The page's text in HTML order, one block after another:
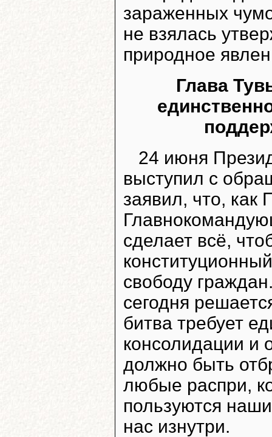
зараженных
не взялась
природное
Глава
24 июня
выступил с
заявил, что, как
сделает всё,
свободу
сегодня
битва требует
консолидации и
должно быть
любые распри,
пользуются
нас изнутри.